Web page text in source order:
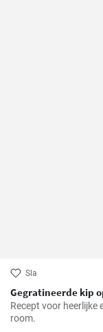
Sla
Gegratineerde kip
Recept voor heerlijke
room.